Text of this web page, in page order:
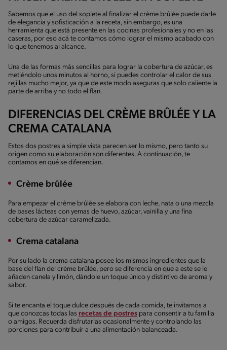
Sabemos que el uso del soplete al finalizar el crème brûlée puede darle
de elegancia y sofisticación a la receta, sin embargo, es una
herramienta que está presente en las cocinas profesionales y no en las
caseras, por eso acá te contamos cómo lograr el mismo acabado con
lo que tenemos al alcance.
Una de las formas más sencillas para lograr la cobertura de azúcar, es
metiéndolo unos minutos al horno, si puedes controlar el calor de sus
rejillas mucho mejor, ya que de este modo aseguras que solo caliente la
parte de arriba y no todo el flan.
DIFERENCIAS DEL CRÈME BRÛLÉE Y LA
CREMA CATALANA
Estos dos postres a simple vista parecen ser lo mismo, pero tanto su
origen como su elaboración son diferentes. A continuación, te
contamos en qué se diferencian.
Crème brûlée
Para empezar el crème brûlée se elabora con leche, nata o una mezcla
de bases lácteas con yemas de huevo, azúcar, vainilla y una fina
cobertura de azúcar caramelizada.
Crema catalana
Por su lado la crema catalana posee los mismos ingredientes que la
base del flan del crème brûlée, pero se diferencia en que a este se le
añaden canela y limón, dándole un toque único y distintivo de aroma y
sabor.
Si te encanta el toque dulce después de cada comida, te invitamos a
que conozcas todas las recetas de postres para consentir a tu familia
o amigos. Recuerda disfrutarlas ocasionalmente y controlando las
porciones para contribuir a una alimentación balanceada.